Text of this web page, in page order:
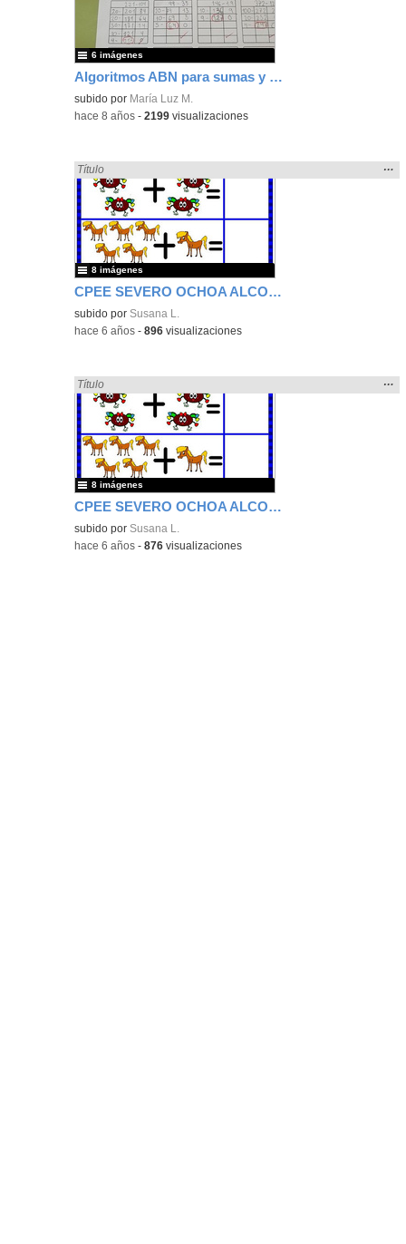
Algoritmos ABN para sumas y restas
subido por María Luz M.
6 imágenes
-hace 8 años -2199 visualizaciones
CPEE SEVERO OCHOA ALCORCÓN EBO L SUMAS INFANTIL
Encontrado «sumar» en:
Título
la
…
subido por Susana L.
8 imágenes
-hace 6 años -896 visualizaciones
CPEE SEVERO OCHOA ALCORCÓN EBO L SUMAS INFANTIL
Encontrado «sumar» en:
Título
la
…
subido por Susana L.
8 imágenes
-hace 6 años -876 visualizaciones